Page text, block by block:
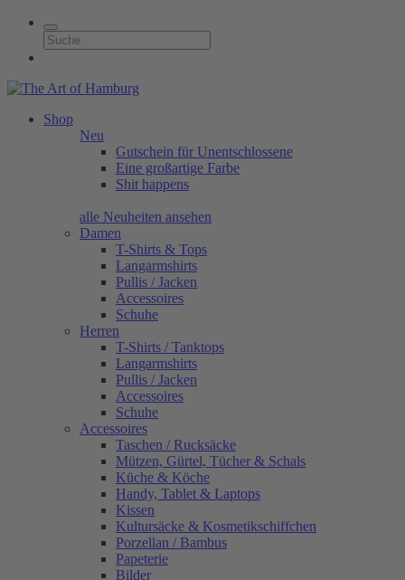
Shop
Neu
Gutschein für Unentschlossene
Eine großartige Farbe
Shit happens
alle Neuheiten ansehen
Damen
T-Shirts & Tops
Langarmshirts
Pullis / Jacken
Accessoires
Schuhe
Herren
T-Shirts / Tanktops
Langarmshirts
Pullis / Jacken
Accessoires
Schuhe
Accessoires
Taschen / Rucksäcke
Mützen, Gürtel, Tücher & Schals
Küche & Köche
Handy, Tablet & Laptops
Kissen
Kultursäcke & Kosmetikschiffchen
Porzellan / Bambus
Papeterie
Bilder